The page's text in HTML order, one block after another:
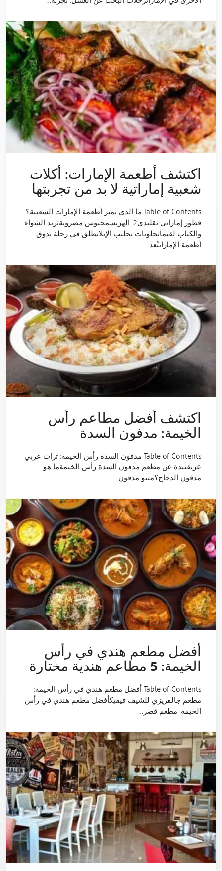
اكتشف أطعمة الإمارات: أكلات
شعبية إماراتية لا بد من تجربتها
Table of Contents ما الذي يميز أطعمة الإمارات الشعبية؟
فطور إماراتي تقليدي2. الهريسمجبوس مضروبةثريد الشواء
والكباب لقيماتحلويات بحليب الإبلانطلق في رحلة تذوق
أطعمة الإماراتتُعد…
اكتشف أفضل مطاعم رأس
الخيمة: مدفون السدة
Table of Contents مدفون السدة رأس الخيمة: تراث عربي
عريقنبذة عن مطعم مدفون السدة رأس الخيمةما هو
مدفون الدجاج؟منيو مدفون…
أفضل مطعم هندي في رأس
الخيمة: 5 مطاعم هندية مختارة
Table of Contents أفضل مطعم هندي في رأس الخيمة:
مطعم جالفريزي للشيف فيفيكأفضل مطعم هندي في رأس
الخيمة: مطعم قصر…